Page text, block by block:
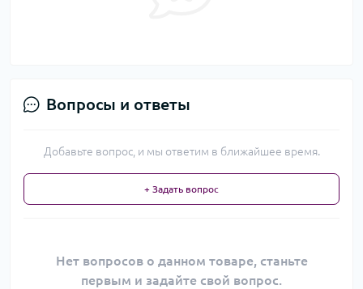
Вопросы и ответы
Добавьте вопрос, и мы ответим в ближайшее время.
+ Задать вопрос
Нет вопросов о данном товаре, станьте
первым и задайте свой вопрос.